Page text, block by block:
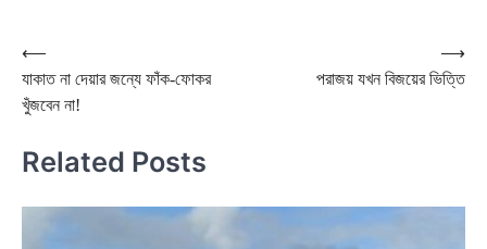
Post
navigation
⟵
যাকাত না দেয়ার জন্যে ফাঁক-ফোকর
খুঁজবেন না!
পরাজয় যখন বিজয়ের ভিত্তি
⟶
Related Posts